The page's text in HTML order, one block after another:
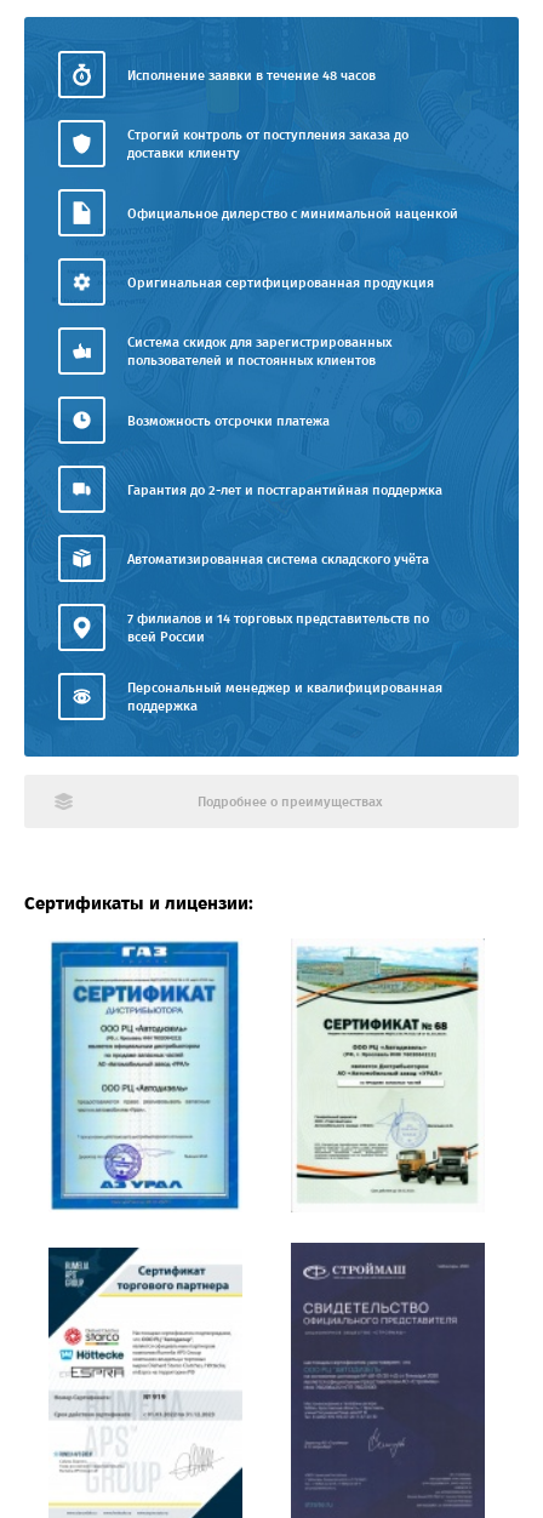
Исполнение заявки в течение 48 часов
Строгий контроль от поступления заказа до
доставки клиенту
Официальное дилерство с минимальной наценкой
Оригинальная сертифицированная продукция
Система скидок для зарегистрированных
пользователей и постоянных клиентов
Возможность отсрочки платежа
Гарантия до 2-лет и постгарантийная поддержка
Автоматизированная система складского учёта
7 филиалов и 14 торговых представительств по
всей России
Персональный менеджер и квалифицированная
поддержка
Подробнее о преимуществах
Сертификаты и лицензии: